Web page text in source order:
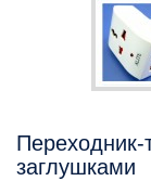
Переходник-
заглушками